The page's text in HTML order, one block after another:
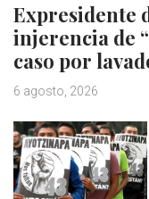
Expresidente
injerencia de
caso por
6 agosto, 2026